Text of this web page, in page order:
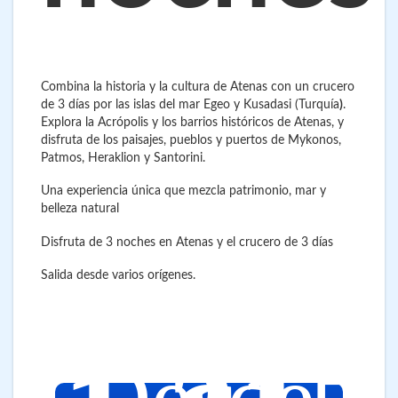
Combina la historia y la cultura de Atenas con un crucero
de 3 días por las islas del mar Egeo y Kusadasi (Turquía).
Explora la Acrópolis y los barrios históricos de Atenas, y
disfruta de los paisajes, pueblos y puertos de Mykonos,
Patmos, Heraklion y Santorini.
Una experiencia única que mezcla patrimonio, mar y
belleza natural
Disfruta de 3 noches en Atenas y el crucero de 3 días
Salida desde varios orígenes.